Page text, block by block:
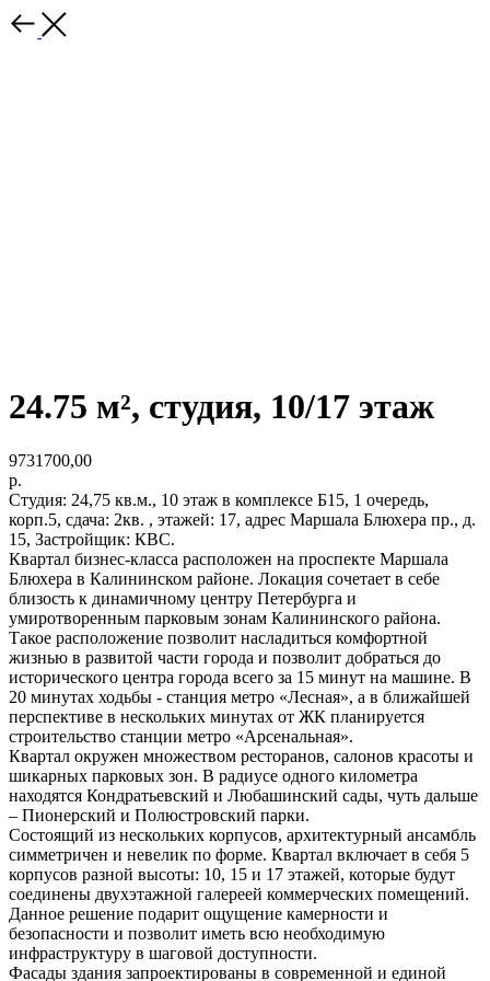
24.75 м², студия, 10/17 этаж
9731700,00
р.
Студия: 24,75 кв.м., 10 этаж в комплексе Б15, 1 очередь,
корп.5, сдача: 2кв. , этажей: 17, адрес Маршала Блюхера пр., д.
15, Застройщик: КВС.
Квартал бизнес-класса расположен на проспекте Маршала
Блюхера в Калининском районе. Локация сочетает в себе
близость к динамичному центру Петербурга и
умиротворенным парковым зонам Калининского района.
Такое расположение позволит насладиться комфортной
жизнью в развитой части города и позволит добраться до
исторического центра города всего за 15 минут на машине. В
20 минутах ходьбы - станция метро «Лесная», а в ближайшей
перспективе в нескольких минутах от ЖК планируется
строительство станции метро «Арсенальная».
Квартал окружен множеством ресторанов, салонов красоты и
шикарных парковых зон. В радиусе одного километра
находятся Кондратьевский и Любашинский сады, чуть дальше
– Пионерский и Полюстровский парки.
Состоящий из нескольких корпусов, архитектурный ансамбль
симметричен и невелик по форме. Квартал включает в себя 5
корпусов разной высоты: 10, 15 и 17 этажей, которые будут
соединены двухэтажной галереей коммерческих помещений.
Данное решение подарит ощущение камерности и
безопасности и позволит иметь всю необходимую
инфраструктуру в шаговой доступности.
Фасады здания запроектированы в современной и единой